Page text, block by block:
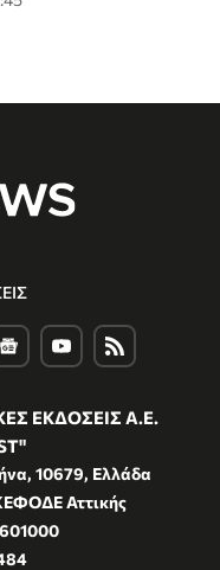
ΕΚΔΟΣΕΙΣ Α.Ε.
10679, Ελλάδα
Αττικής